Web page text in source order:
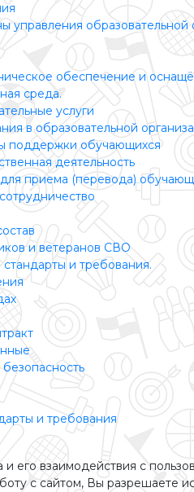
управления образовательной
обеспечение и
среда.
услуги
в образовательной
поддержки обучающихся
деятельность
приема (перевода)
и ветеранов СВО
и требования.
и требования
его взаимодействия с
с сайтом, Вы разрешаете